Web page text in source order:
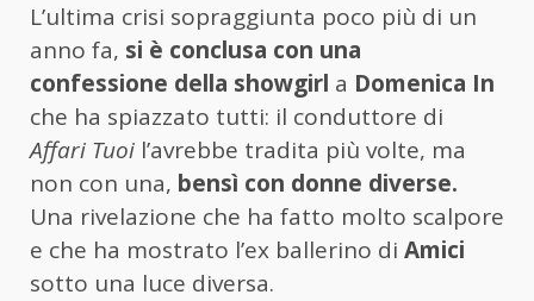
L’ultima crisi sopraggiunta poco più di un
anno fa, si è conclusa con una
confessione della showgirl a Domenica In
che ha spiazzato tutti: il conduttore di
Affari Tuoi l’avrebbe tradita più volte, ma
non con una, bensì con donne diverse.
Una rivelazione che ha fatto molto scalpore
e che ha mostrato l’ex ballerino di Amici
sotto una luce diversa.